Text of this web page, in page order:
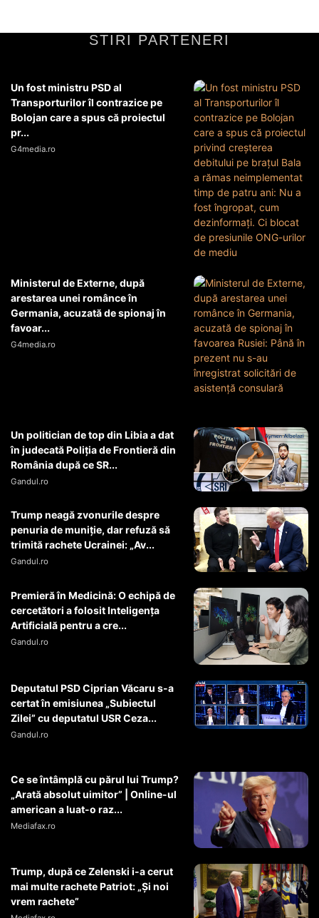
STIRI PARTENERI
Un fost ministru PSD al
Transporturilor îl contrazice pe
Bolojan care a spus că proiectul
pr...
G4media.ro
Ministerul de Externe, după
arestarea unei românce în
Germania, acuzată de spionaj în
favoar...
G4media.ro
Un politician de top din Libia a dat
în judecată Poliția de Frontieră din
România după ce SR...
Gandul.ro
Trump neagă zvonurile despre
penuria de muniție, dar refuză să
trimită rachete Ucrainei: „Av...
Gandul.ro
Premieră în Medicină: O echipă de
cercetători a folosit Inteligența
Artificială pentru a cre...
Gandul.ro
Deputatul PSD Ciprian Văcaru s-a
certat în emisiunea „Subiectul
Zilei” cu deputatul USR Ceza...
Gandul.ro
Ce se întâmplă cu părul lui Trump?
„Arată absolut uimitor” | Online-ul
american a luat-o raz...
Mediafax.ro
Trump, după ce Zelenski i-a cerut
mai multe rachete Patriot: „Și noi
vrem rachete”